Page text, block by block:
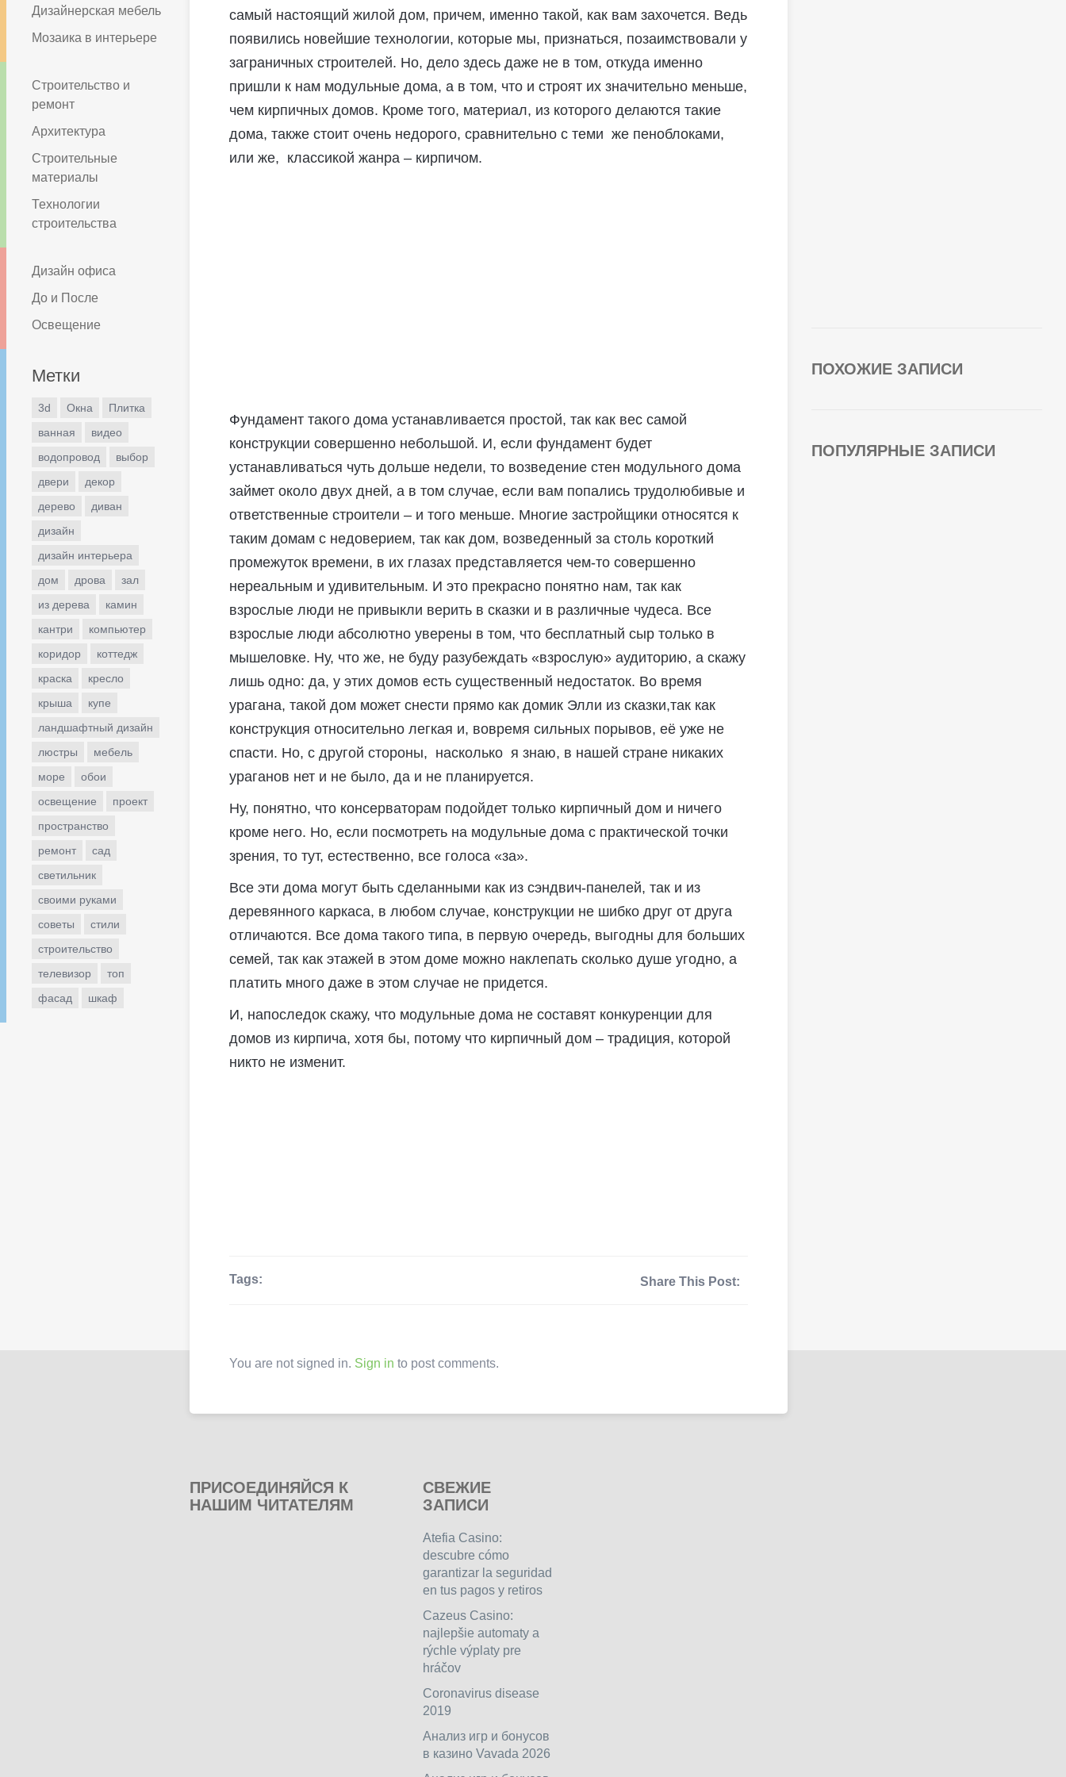
Дизайнерская мебель
Мозаика в интерьере
Строительство и
ремонт
Архитектура
Строительные
материалы
Технологии
строительства
Дизайн офиса
До и После
Освещение
Метки
3d Окна
Плитка
ванная
видео
водопровод
выбор
двери
декор
дерево
диван
дизайн
дизайн интерьера
дом
дрова
зал
из дерева
камин
кантри
компьютер
коридор
коттедж
краска
кресло
крыша
купе
ландшафтный дизайн
люстры
мебель
море
обои
освещение
проект
пространство
ремонт
сад
светильник
своими руками
советы
стили
строительство
телевизор
топ
фасад
шкаф
самый настоящий жилой дом, причем, именно такой, как вам захочется. Ведь
появились новейшие технологии, которые мы, признаться, позаимствовали у
заграничных строителей. Но, дело здесь даже не в том, откуда именно
пришли к нам модульные дома, а в том, что и строят их значительно меньше,
чем кирпичных домов. Кроме того, материал, из которого делаются такие
дома, также стоит очень недорого, сравнительно с теми же пеноблоками,
или же, классикой жанра – кирпичом.
Фундамент такого дома устанавливается простой, так как вес самой
конструкции совершенно небольшой. И, если фундамент будет
устанавливаться чуть дольше недели, то возведение стен модульного дома
займет около двух дней, а в том случае, если вам попались трудолюбивые и
ответственные строители – и того меньше. Многие застройщики относятся к
таким домам с недоверием, так как дом, возведенный за столь короткий
промежуток времени, в их глазах представляется чем-то совершенно
нереальным и удивительным. И это прекрасно понятно нам, так как
взрослые люди не привыкли верить в сказки и в различные чудеса. Все
взрослые люди абсолютно уверены в том, что бесплатный сыр только в
мышеловке. Ну, что же, не буду разубеждать «взрослую» аудиторию, а скажу
лишь одно: да, у этих домов есть существенный недостаток. Во время
урагана, такой дом может снести прямо как домик Элли из сказки,так как
конструкция относительно легкая и, вовремя сильных порывов, её уже не
спасти. Но, с другой стороны, насколько я знаю, в нашей стране никаких
ураганов нет и не было, да и не планируется.
Ну, понятно, что консерваторам подойдет только кирпичный дом и ничего
кроме него. Но, если посмотреть на модульные дома с практической точки
зрения, то тут, естественно, все голоса «за».
Все эти дома могут быть сделанными как из сэндвич-панелей, так и из
деревянного каркаса, в любом случае, конструкции не шибко друг от друга
отличаются. Все дома такого типа, в первую очередь, выгодны для больших
семей, так как этажей в этом доме можно наклепать сколько душе угодно, а
платить много даже в этом случае не придется.
И, напоследок скажу, что модульные дома не составят конкуренции для
домов из кирпича, хотя бы, потому что кирпичный дом – традиция, которой
никто не изменит.
Tags: Share This Post:
You are not signed in. Sign in to post comments.
ПОХОЖИЕ ЗАПИСИ
ПОПУЛЯРНЫЕ ЗАПИСИ
ПРИСОЕДИНЯЙСЯ К
НАШИМ ЧИТАТЕЛЯМ
СВЕЖИЕ
ЗАПИСИ
Atefia Casino:
descubre cómo
garantizar la seguridad
en tus pagos y retiros
Cazeus Casino:
najlepšie automaty a
rýchle výplaty pre
hráčov
Coronavirus disease
2019
Анализ игр и бонусов
в казино Vavada 2026